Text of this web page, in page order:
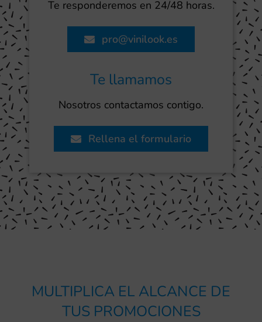
Te responderemos en 24/48 horas.
pro@vinilook.es
Te llamamos
Nosotros contactamos contigo.
Rellena el formulario
MULTIPLICA EL ALCANCE DE
TUS PROMOCIONES